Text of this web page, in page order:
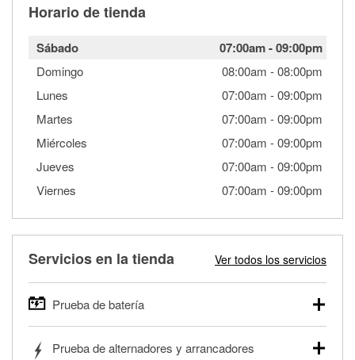
Horario de tienda
Sábado 07:00am-09:00pm
Domingo 08:00am -08:00pm
Lunes
07:00am -09:00pm
Martes
07:00am -09:00pm
Miércoles
07:00am -09:00pm
Jueves
07:00am -09:00pm
Viernes
07:00am -09:00pm
Servicios en la tienda Ver todos los servicios
Prueba de batería
autos, camionetas, SUVs, vehículos comerciales y
Prueba de alternadores y arrancadores